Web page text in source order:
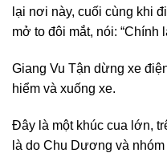
lại nơi này, cuối cùng khi
mở to đôi mắt, nói: “Chính
Giang Vu Tận dừng xe
hiểm và xuống xe.
Đây là một khúc cua lớn,
là do Chu Dương và